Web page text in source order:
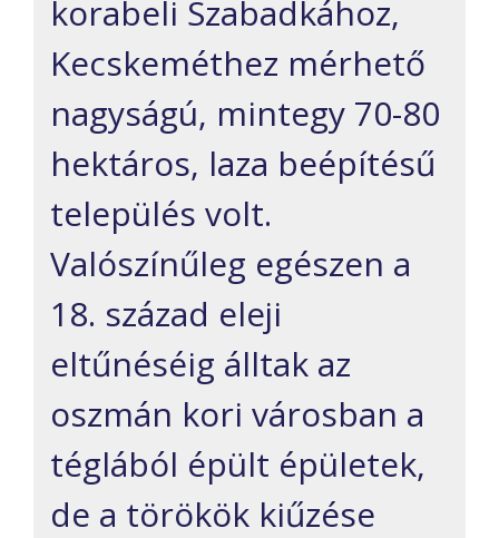
korabeli Szabadkához,
Kecskeméthez mérhető
nagyságú, mintegy 70-80
hektáros, laza beépítésű
település volt.
Valószínűleg egészen a
18. század eleji
eltűnéséig álltak az
oszmán kori városban a
téglából épült épületek,
de a törökök kiűzése